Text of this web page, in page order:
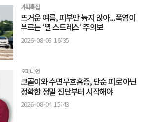
기획특집
뜨거운 여름, 피부만 늙지 않아...폭염이
부르는 ‘열 스트레스’ 주의보
2026-08-05 16:35
오피니언
코골이와 수면무호흡증, 단순 피로 아닌
정확한 정밀 진단부터 시작해야
2026-08-04 15:43